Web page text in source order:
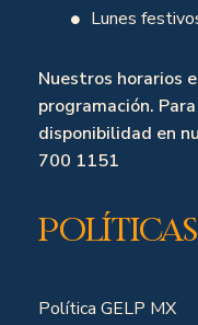
Lunes
Nuestros horarios
programación.
disponibilidad en
700 1151
Políticas
Política GELP MX